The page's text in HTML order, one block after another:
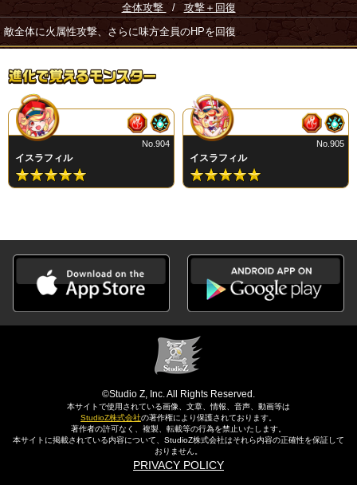
全体攻撃
/ 攻撃＋回復
敵全体に火属性攻撃、さらに味方全員のHPを回復
イスラフィル
No.904
イスラフィル
No.905
©Studio Z, Inc. All Rights Reserved.
本サイトで使用されている画像、文章、情報、音声、動画等は
StudioZ株式会社の著作権により保護されております。
著作者の許可なく、複製、転載等の行為を禁止いたします。
本サイトに掲載されている内容について、StudioZ株式会社はそれら内容の正確性を保証して
おりません。
PRIVACY POLICY